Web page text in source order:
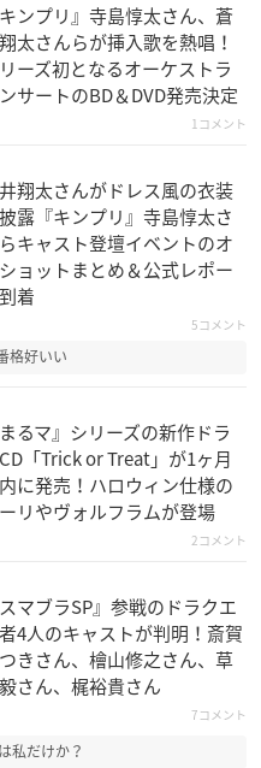
キンプリ』寺島惇太さん、蒼
太さんらが挿入歌を熱唱！
ーズ初となるオーケストラ
サートのBD＆DVD発売決定
1コメント
翔太さんがドレス風の衣装
露『キンプリ』寺島惇太さ
キャスト登壇イベントのオ
ョットまとめ＆公式レポー
着
5コメント
格好いい
まるマ』シリーズの新作ドラ
「Trick or Treat」が1ヶ月
に発売！ハロウィン仕様の
リやヴォルフラムが登場
2コメント
スマブラSP』参戦のドラクエ
4人のキャストが判明！斎賀
きさん、檜山修之さん、草
さん、梶裕貴さん
7コメント
私だけか？